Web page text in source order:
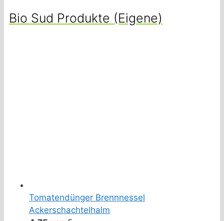
Bio Sud Produkte (Eigene)
Tomatendünger Brennnessel
Ackerschachtelhalm